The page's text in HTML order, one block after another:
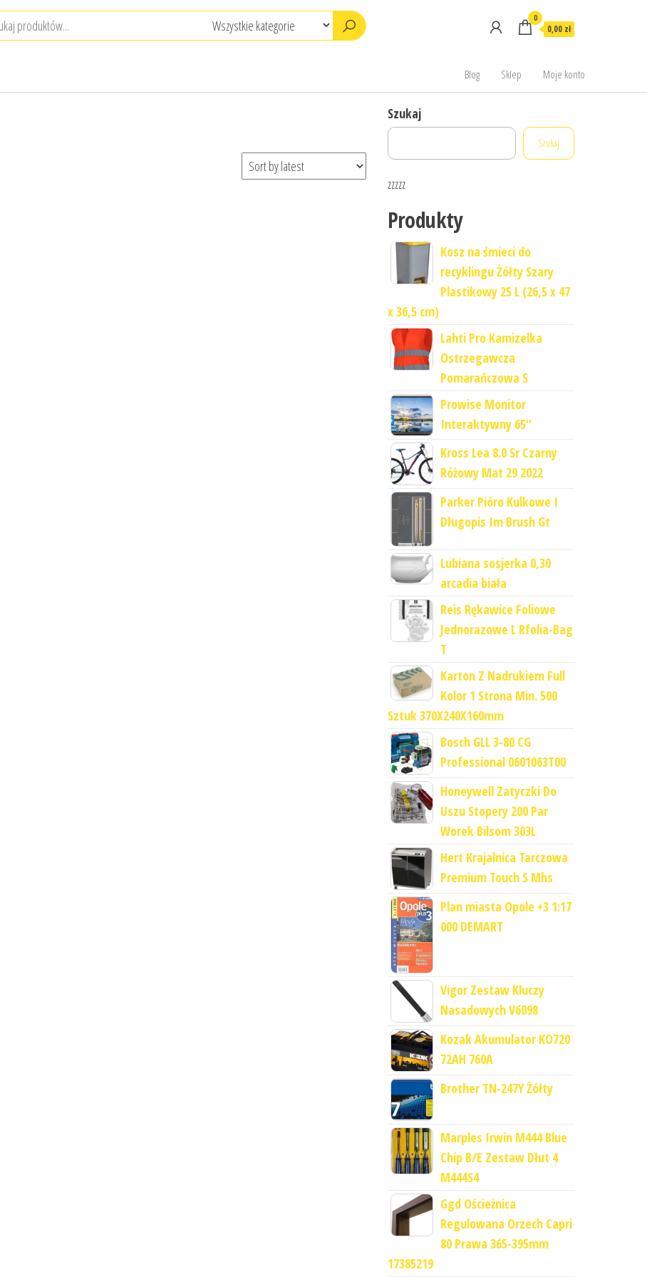
0
0,00 zł
Blog Sklep Moje konto
Szukaj
Szukaj
zzzzz
Produkty
Kosz na śmieci do
recyklingu Żółty Szary
Plastikowy 25 L (26,5 x 47
x 36,5 cm)
Lahti Pro Kamizelka
Ostrzegawcza
Pomarańczowa S
Prowise Monitor
Interaktywny 65"
Kross Lea 8.0 Sr Czarny
Różowy Mat 29 2022
Parker Pióro Kulkowe I
Długopis Im Brush Gt
Lubiana sosjerka 0,30
arcadia biała
Reis Rękawice Foliowe
Jednorazowe L Rfolia-Bag
T
Karton Z Nadrukiem Full
Kolor 1 Strona Min. 500
Sztuk 370X240X160mm
Bosch GLL 3-80 CG
Professional 0601063T00
Honeywell Zatyczki Do
Uszu Stopery 200 Par
Worek Bilsom 303L
Hert Krajalnica Tarczowa
Premium Touch S Mhs
Plan miasta Opole +3 1:17
000 DEMART
Vigor Zestaw Kluczy
Nasadowych V6098
Kozak Akumulator KO720
72AH 760A
Brother TN-247Y Żółty
Marples Irwin M444 Blue
Chip B/E Zestaw Dłut 4
M444S4
Ggd Ościeżnica
Regulowana Orzech Capri
80 Prawa 365-395mm
17385219